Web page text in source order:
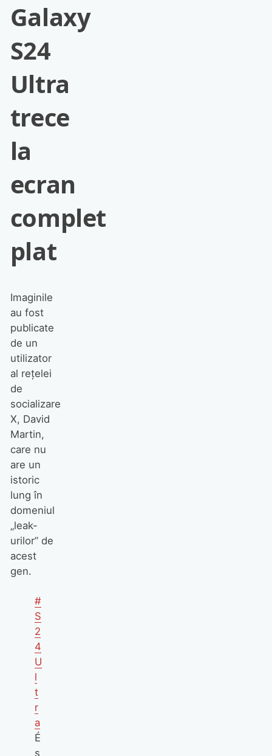
Galaxy
S24
Ultra
trece
la
ecran
complet
plat
Imaginile
au fost
publicate
de un
utilizator
al rețelei
de
socializare
X, David
Martin,
care nu
are un
istoric
lung în
domeniul
„leak-
urilor” de
acest
gen.
#
S
2
4
U
l
t
r
a
É
s